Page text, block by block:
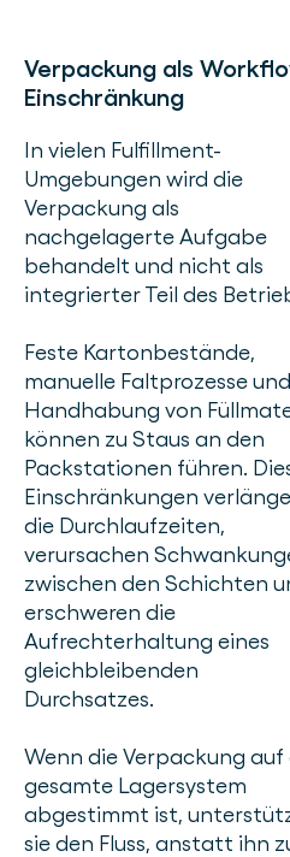
Verpackung als
Einschränkung
In vielen Fulfillment-
Umgebungen wird die
Verpackung als
nachgelagerte Aufgabe
behandelt und nicht als
integrierter Teil des
Feste Kartonbestände,
manuelle Faltprozesse
Handhabung von
können zu Staus an den
Packstationen führen.
Einschränkungen
die Durchlaufzeiten,
verursachen
zwischen den Schichten
erschweren die
Aufrechterhaltung eines
gleichbleibenden
Durchsatzes.
Wenn die Verpackung auf
gesamte Lagersystem
abgestimmt ist,
sie den Fluss, anstatt ihn